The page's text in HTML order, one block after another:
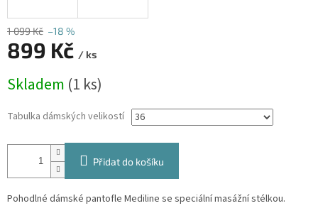
1 099 Kč –18 %
899 Kč / ks
cena:
Skladem (1 ks)
Tabulka dámských velikostí
Přidat do košíku
Pohodlné dámské pantofle Mediline se speciální masážní stélkou.